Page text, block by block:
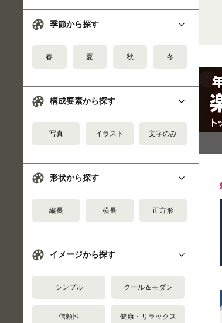
季節から探す
春 夏 秋 冬
構成要素から探す
写真 イラスト 文字のみ
形状から探す
縦長 横長 正方形
イメージから探す
シンプル クール＆モダン
信頼性 健康・リラックス